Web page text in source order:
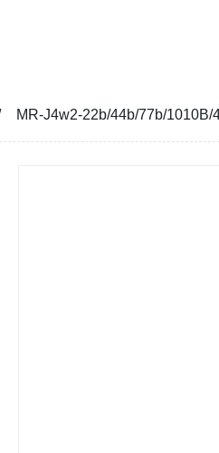
MR-J4w2-22b/44b/77b/